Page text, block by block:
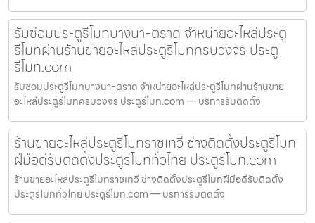
รับซ่อมประตูรีโมทบางนา-ตราด จำหน่ายอะไหล่ประตู
รีโมทผ่านร้านขายอะไหล่ประตูรีโมทครบวงจร ประตู
รีโมท.com
รับซ่อมประตูรีโมทบางนา-ตราด จำหน่ายอะไหล่ประตูรีโมทผ่านร้านขาย
อะไหล่ประตูรีโมทครบวงจร ประตูรีโมท.com — บริการรับติดตั้ง
ร้านขายอะไหล่ประตูรีโมทราชเทวี ช่างติดตั้งประตูรีโมท
ฝีมือดีรับติดตั้งประตูรีโมททั่วไทย ประตูรีโมท.com
ร้านขายอะไหล่ประตูรีโมทราชเทวี ช่างติดตั้งประตูรีโมทฝีมือดีรับติดตั้ง
ประตูรีโมททั่วไทย ประตูรีโมท.com — บริการรับติดตั้ง